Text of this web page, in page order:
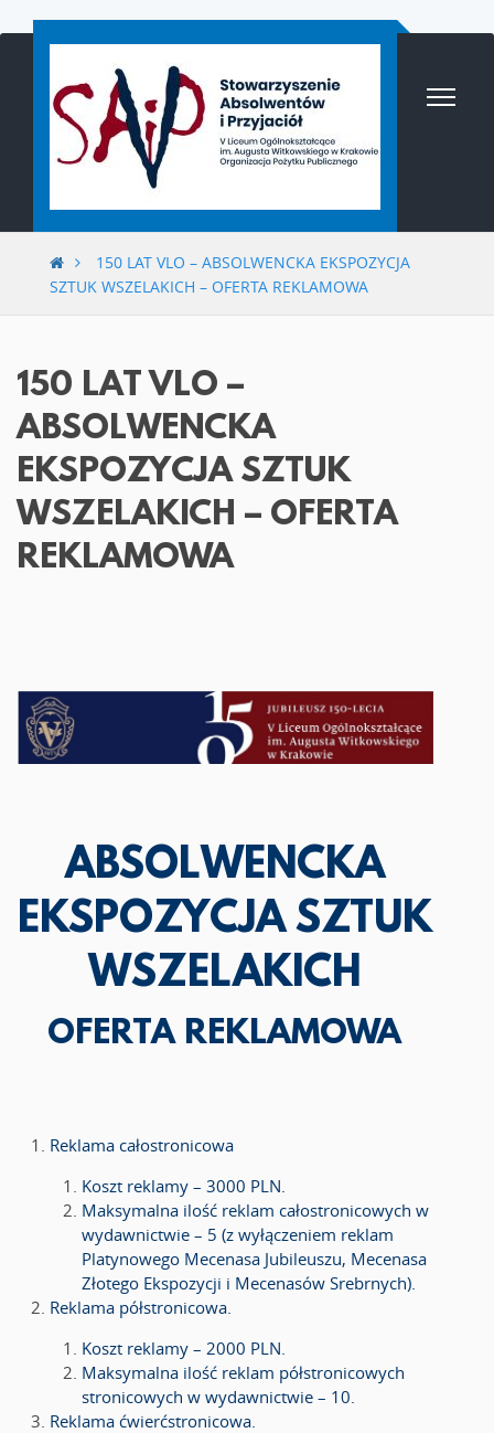
Przejdź
150 LAT VLO – ABSOLWENCKA EKSPOZYCJA
SZTUK WSZELAKICH – OFERTA REKLAMOWA
150 LAT VLO –
ABSOLWENCKA
EKSPOZYCJA SZTUK
WSZELAKICH – OFERTA
REKLAMOWA
ABSOLWENCKA
EKSPOZYCJA SZTUK
WSZELAKICH
OFERTA REKLAMOWA
Reklama całostronicowa
Koszt reklamy – 3000 PLN.
Maksymalna ilość reklam całostronicowych w
wydawnictwie – 5 (z wyłączeniem reklam
Platynowego Mecenasa Jubileuszu, Mecenasa
Złotego Ekspozycji i Mecenasów Srebrnych).
Reklama półstronicowa.
Koszt reklamy – 2000 PLN.
Maksymalna ilość reklam półstronicowych
stronicowych w wydawnictwie – 10.
Reklama ćwierćstronicowa.